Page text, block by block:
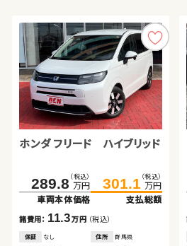
ホンダ フリード ハイブリッド
289.8 （税込）
万円
車両本体価格
301.1（税込）
万円
支払総額
諸費用： 11.3万円 （税込）
保証 なし 住所
群馬県
スズキ ワゴンＲ スティングレ
ー
39.0 万円
車両本体価格
支払総額
スズキ スイフト
108.2 万円
車両本体価格
119.8
支払総額